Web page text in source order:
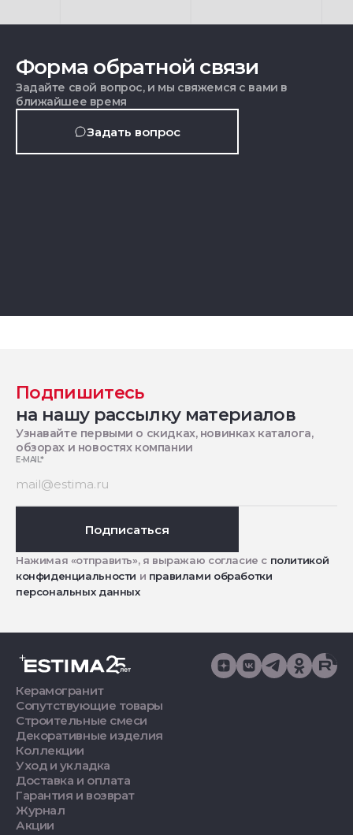
Форма обратной связи
Задайте свой вопрос, и мы свяжемся с вами в
ближайшее время
Задать вопрос
Подпишитесь
на нашу рассылку материалов
Узнавайте первыми о скидках, новинках каталога,
обзорах и новостях компании
E-MAIL*
Подписаться
Нажимая «отправить», я выражаю согласие с политикой
конфиденциальности и правилами обработки
персональных данных
Керамогранит
Сопутствующие товары
Строительные смеси
Декоративные изделия
Коллекции
Уход и укладка
Доставка и оплата
Гарантия и возврат
Журнал
Акции